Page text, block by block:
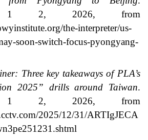
1 2, 2026, from
the-interpreter/us-
soon-switch-focus-pyongyang-
Three key takeaways of PLA’s
2025” drills around Taiwan.
1 2, 2026, from
2025/12/31/ARTIgJECA